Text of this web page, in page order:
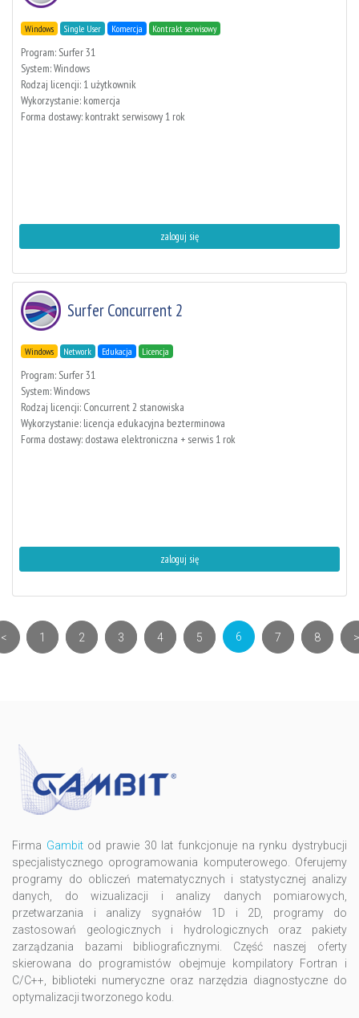
Windows Single User Komercja Kontrakt serwisowy
Program: Surfer 31
System: Windows
Rodzaj licencji: 1 użytkownik
Wykorzystanie: komercja
Forma dostawy: kontrakt serwisowy 1 rok
zaloguj się
Surfer Concurrent 2
Windows Network Edukacja Licencja
Program: Surfer 31
System: Windows
Rodzaj licencji: Concurrent 2 stanowiska
Wykorzystanie: licencja edukacyjna bezterminowa
Forma dostawy: dostawa elektroniczna + serwis 1 rok
zaloguj się
< 1 2 3 4 5 6(current)
7 8 >
Firma Gambitod prawie 30 lat funkcjonuje na rynku dystrybucji
specjalistycznego oprogramowania komputerowego. Oferujemy
programy do obliczeń matematycznych i statystycznej analizy
danych, do wizualizacji i analizy danych pomiarowych,
przetwarzania i analizy sygnałów 1D i 2D, programy do
zastosowań geologicznych i hydrologicznych oraz pakiety
zarządzania bazami bibliograficznymi. Część naszej oferty
skierowana do programistów obejmuje kompilatory Fortran i
C/C++, biblioteki numeryczne oraz narzędzia diagnostyczne do
optymalizacji tworzonego kodu.